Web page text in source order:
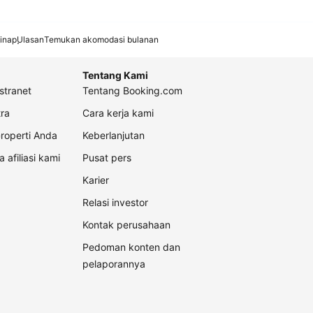
UlasanTemukan akomodasi bulanan
Anda
afiliasi kami
Tentang Kami
Tentang Booking.com
Cara kerja kami
Keberlanjutan
Pusat pers
Karier
Relasi investor
Kontak perusahaan
Pedoman konten dan
pelaporannya